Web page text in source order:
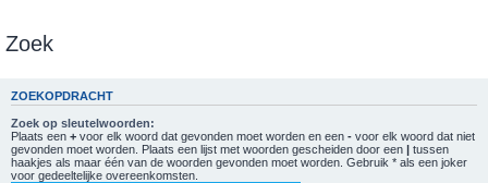
Zoek
ZOEKOPDRACHT
Zoek op sleutelwoorden:
Plaats een + voor elk woord dat gevonden moet worden en een - voor elk woord dat niet
gevonden moet worden. Plaats een lijst met woorden gescheiden door een | tussen
haakjes als maar één van de woorden gevonden moet worden. Gebruik * als een joker
voor gedeeltelijke overeenkomsten.